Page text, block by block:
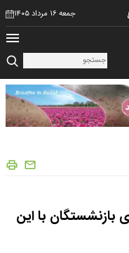
جمعه ۱۶ مرداد ۱۴۰۵
بازنشستگان با این